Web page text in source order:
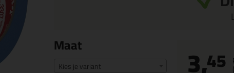
Maat
Kies je variant 3,45 (